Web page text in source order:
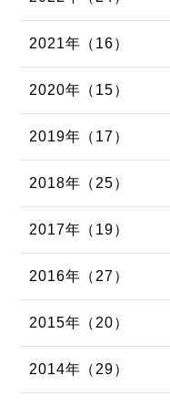
2021年（16）
2020年（15）
2019年（17）
2018年（25）
2017年（19）
2016年（27）
2015年（20）
2014年（29）